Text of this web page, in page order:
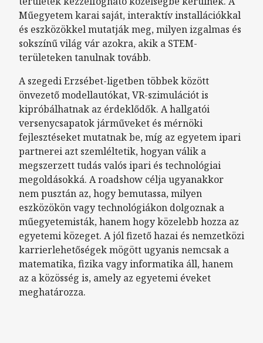
Műegyetem karai saját, interaktív installációkkal
és eszközökkel mutatják meg, milyen izgalmas és
sokszínű világ vár azokra, akik a STEM-
területeken tanulnak tovább.
A szegedi Erzsébet-ligetben többek között
önvezető modellautókat, VR-szimulációt is
kipróbálhatnak az érdeklődők. A hallgatói
versenycsapatok járműveket és mérnöki
fejlesztéseket mutatnak be, míg az egyetem ipari
partnerei azt szemléltetik, hogyan válik a
megszerzett tudás valós ipari és technológiai
megoldásokká. A roadshow célja ugyanakkor
nem pusztán az, hogy bemutassa, milyen
eszközökön vagy technológiákon dolgoznak a
műegyetemisták, hanem hogy közelebb hozza az
egyetemi közeget. A jól fizető hazai és nemzetközi
karrierlehetőségek mögött ugyanis nemcsak a
matematika, fizika vagy informatika áll, hanem
az a közösség is, amely az egyetemi éveket
meghatározza.